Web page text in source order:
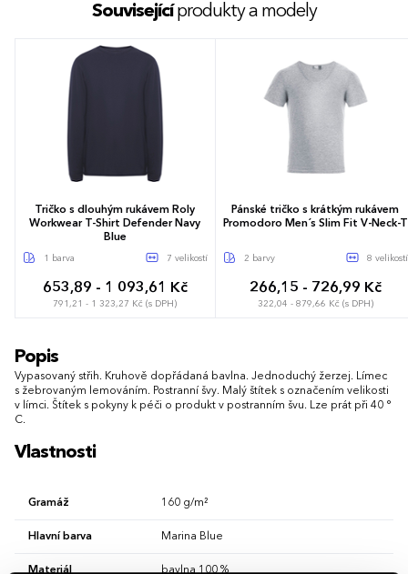
Souvisejícíprodukty a modely
Tričko s dlouhým rukávem Roly
Workwear T-Shirt Defender Navy
Blue
1 barva 7 velikostí
653,89 - 1 093,61 Kč
791,21 - 1 323,27 Kč (s DPH)
S
4XL
Pánské tričko s krátkým rukávem
Promodoro Men´s Slim Fit V-Neck-T
2 barvy 8 velikostí
266,15 - 726,99 Kč
322,04 - 879,66 Kč (s DPH)
4XL
Popis
Vypasovaný střih. Kruhově dopřádaná bavlna. Jednoduchý žerzej. Límec
s žebrovaným lemováním. Postranní švy. Malý štítek s označením velikosti
v límci. Štítek s pokyny k péči o produkt v postranním švu. Lze prát při 40 °
C.
Vlastnosti
Gramáž 160 g/m²
Hlavní barva Marina Blue
Materiál bavlna 100 %